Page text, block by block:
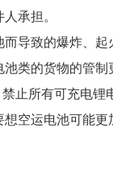
承担。
导致的爆炸、
类的货物的管制
所有可充电锂
空运电池可能更